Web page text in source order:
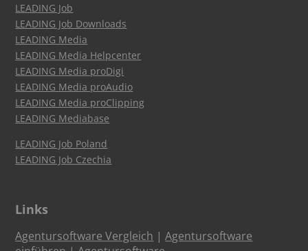
LEADING Job
LEADING Job Downloads
LEADING Media
LEADING Media Helpcenter
LEADING Media proDigi
LEADING Media proAudio
LEADING Media proClipping
LEADING Mediabase
LEADING Job Poland
LEADING Job Czechia
Links
Agentursoftware Vergleich |Agentursoftware